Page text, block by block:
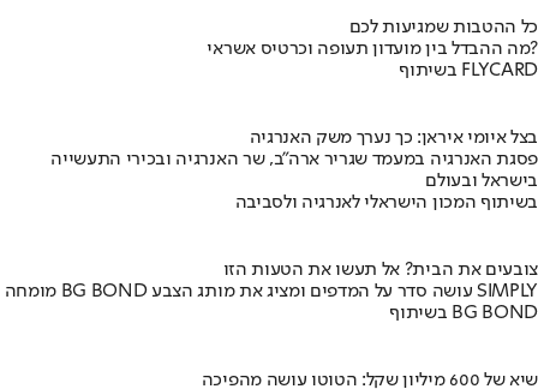
כל ההטבות שמגיעות לכם
מה ההבדל בין מועדון תעופה וכרטיס אשראי?
בשיתוף FLYCARD
בצל איומי איראן: כך נערך משק האנרגיה
פסגת האנרגיה במעמד שגריר ארה"ב, שר האנרגיה ובכירי התעשייה
בישראל ובעולם
בשיתוף המכון הישראלי לאנרגיה ולסביבה
צובעים את הבית? אל תעשו את הטעות הזו
מומחה BG BOND עושה סדר על המדפים ומציג את מותג הצבע SIMPLY
בשיתוף BG BOND
שיא של 600 מיליון שקל: הטוטו עושה מהפיכה